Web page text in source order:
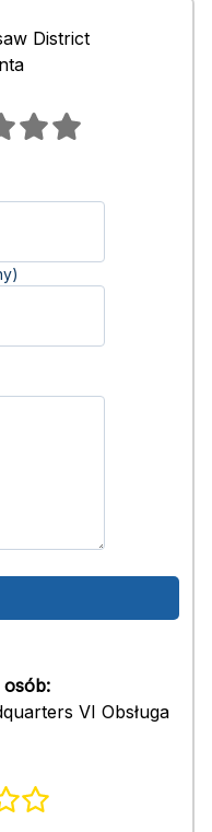
District
VI Obsługa